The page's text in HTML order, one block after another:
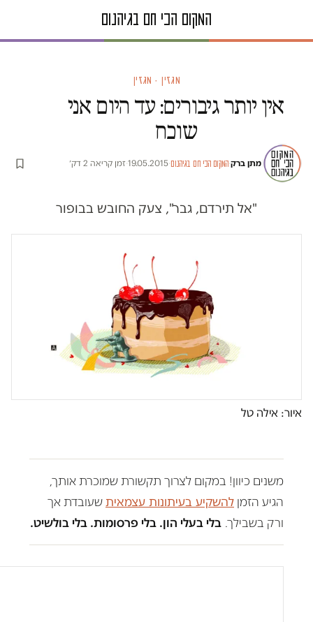
מגזין · מגזין
אין יותר גיבורים: עד היום אני
שוכח
מתן ברק·המקום הכי חם בגיהנום·
19.05.2015
·זמן קריאה 2 דק׳
"אל תירדם, גבר", צעק החובש בבופור
איור: אילה טל
משנים כיוון! במקום לצרוך תקשורת שמוכרת אותך,
הגיע הזמן להשקיע בעיתונות עצמאיתשעובדת אך
ורק בשבילך. בלי בעלי הון. בלי פרסומות. בלי בולשיט.